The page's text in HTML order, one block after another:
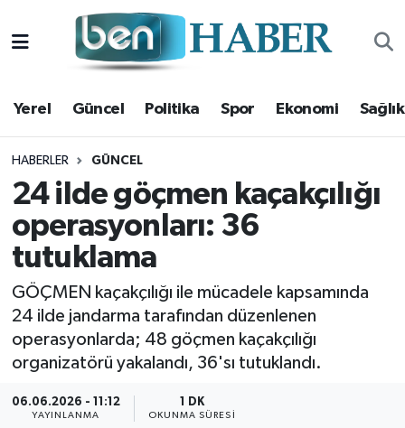
Yerel Güncel Politika Spor Ekonomi Sağlık
HABERLER GÜNCEL
24 ilde göçmen kaçakçılığı
operasyonları: 36
tutuklama
GÖÇMEN kaçakçılığı ile mücadele kapsamında
24 ilde jandarma tarafından düzenlenen
operasyonlarda; 48 göçmen kaçakçılığı
organizatörü yakalandı, 36'sı tutuklandı.
06.06.2026 - 11:12
YAYINLANMA
1 DK
OKUNMA SÜRESI
Yerel
Güncel
Politika
Spor
Ekonomi
Sağlık
Magazin
Hava Durumu
Trafik Durumu
Süper Lig Puan Durumu ve Fikstür
Tüm Manşetler
Son Dakika Haberleri
Haber Arşivi